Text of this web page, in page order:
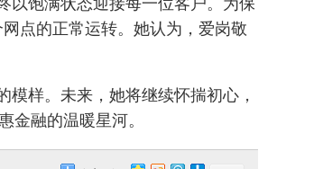
以饱满状态迎接每一位客户。为保
点的正常运转。她认为，爱岗敬
样。未来，她将继续怀揣初心，
金融的温暖星河。